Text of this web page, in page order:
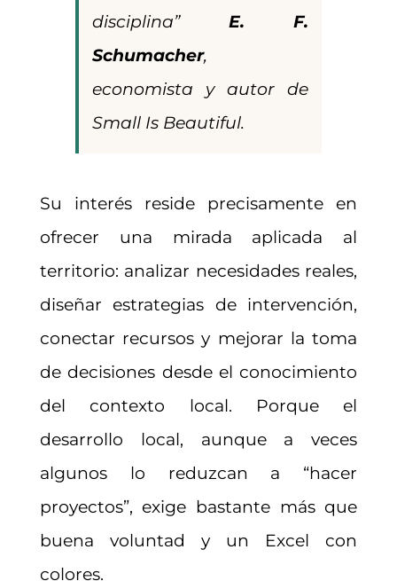
disciplina” E. F.
Schumacher,
economista y autor de
Small Is Beautiful.
Su interés reside precisamente en
ofrecer una mirada aplicada al
territorio: analizar necesidades reales,
diseñar estrategias de intervención,
conectar recursos y mejorar la toma
de decisiones desde el conocimiento
del contexto local. Porque el
desarrollo local, aunque a veces
algunos lo reduzcan a “hacer
proyectos”, exige bastante más que
buena voluntad y un Excel con
colores.